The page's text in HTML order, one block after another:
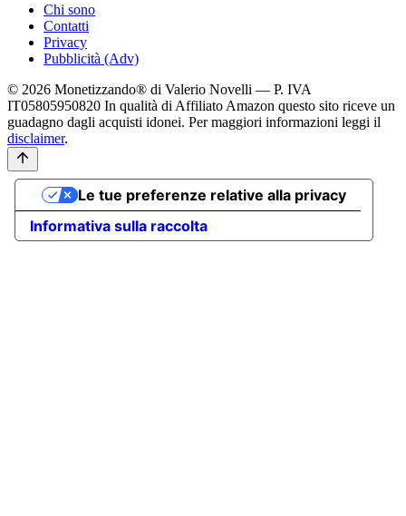
Chi sono
Contatti
Privacy
Pubblicità (Adv)
© 2026 Monetizzando® di Valerio Novelli — P. IVA
IT05805950820 In qualità di Affiliato Amazon questo sito riceve un
guadagno dagli acquisti idonei. Per maggiori informazioni leggi il
disclaimer.
Informativa sulla raccolta
Le tue preferenze relative alla privacy